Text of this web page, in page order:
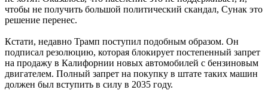
чтобы не получить большой политический скандал, Сунак это
решение перенес.
Кстати, недавно Трамп поступил подобным образом. Он
подписал резолюцию, которая блокирует постепенный запрет
на продажу в Калифорнии новых автомобилей с бензиновым
двигателем. Полный запрет на покупку в штате таких машин
должен был вступить в силу в 2035 году.